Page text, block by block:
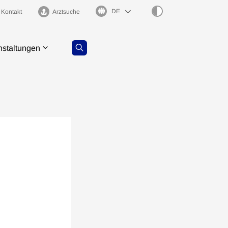
Kontakt Arztsuche Sprachauswahl